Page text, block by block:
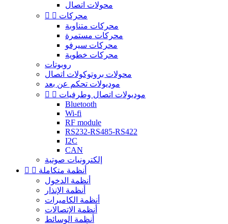
محولات اتصال
  محركات
محركات متناوبة
محركات مستمرة
محركات سيرفو
محركات خطوية
روبوتات
محولات بروتوكولات اتصال
موديولات تحكم عن بعد
  موديولات اتصال وطرفيات
Bluetooth
Wi-fi
RF module
RS232-RS485-RS422
I2C
CAN
إلكترونيات صوتية
  أنظمة متكاملة
أنظمة الدخول
أنظمة الإنذار
أنظمة الكاميرات
أنظمة الإتصالات
أنظمة الوسائط